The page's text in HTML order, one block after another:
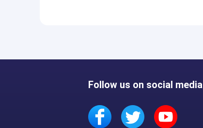
Follow us on social media